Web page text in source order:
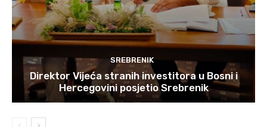
SREBRENIK
Direktor Vijeća stranih investitora u Bosni i
Hercegovini posjetio Srebrenik